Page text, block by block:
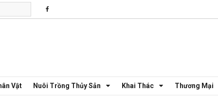
Vật Nuôi Trồng Thủy Sản Khai Thác Thương Mại